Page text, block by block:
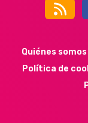
Quiénes somos
Política de